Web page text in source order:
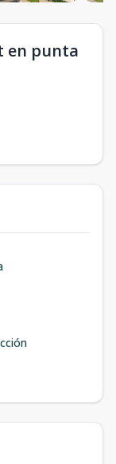
en punta